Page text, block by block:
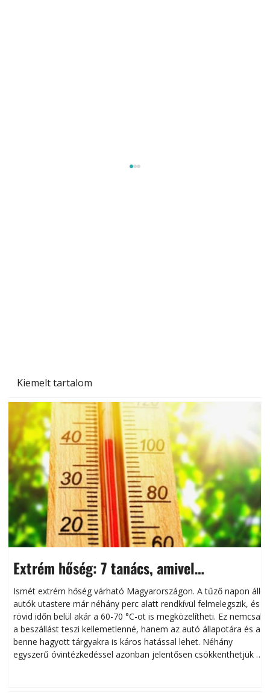
Kiemelt tartalom
Extrém hőség: 7 tanács, amivel
megóvhatjuk autónkat a nyári károktól
Ismét extrém hőség várható Magyarországon. A tűző napon álló
autók utastere már néhány perc alatt rendkívül felmelegszik, és
rövid időn belül akár a 60-70 °C-ot is megközelítheti. Ez nemcsak
a beszállást teszi kellemetlenné, hanem az autó állapotára és a
benne hagyott tárgyakra is káros hatással lehet. Néhány
egyszerű óvintézkedéssel azonban jelentősen csökkenthetjük a